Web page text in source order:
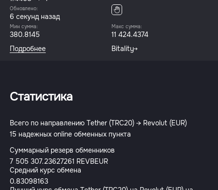
Обновлено:
6 секунд назад
Мин сумма:
380.8145
Макс сумма:
11 424.4374
Подробнее
Bitality
Статистика
Всего по направлению Tether (TRC20) → Revolut (EUR)
15 надежных online обменных пункта
Суммарный резерв обменников
7 505 307.23627261 REVBEUR
Средний курс обмена
0.83098163